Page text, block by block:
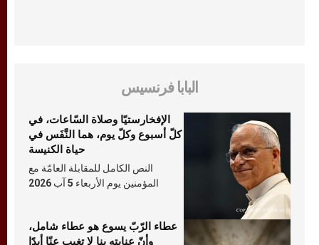
البابا فرنسيس
الإفخارستيّا وصلاة السّاعات، في
كلّ أسبوع وكلّ يوم، هما النَّفَس في
حياة الكنيسة
النص الكامل للمقابلة العامّة مع
المؤمنين يوم الأربعاء 5 آب 2026
عطاء الرّبّ يسوع هو عطاء شامل،
وأنّ عنايته بنا لا تغيب عنّا أبدًا